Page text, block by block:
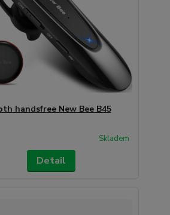
handsfree New Bee B45
Skladem
Detail